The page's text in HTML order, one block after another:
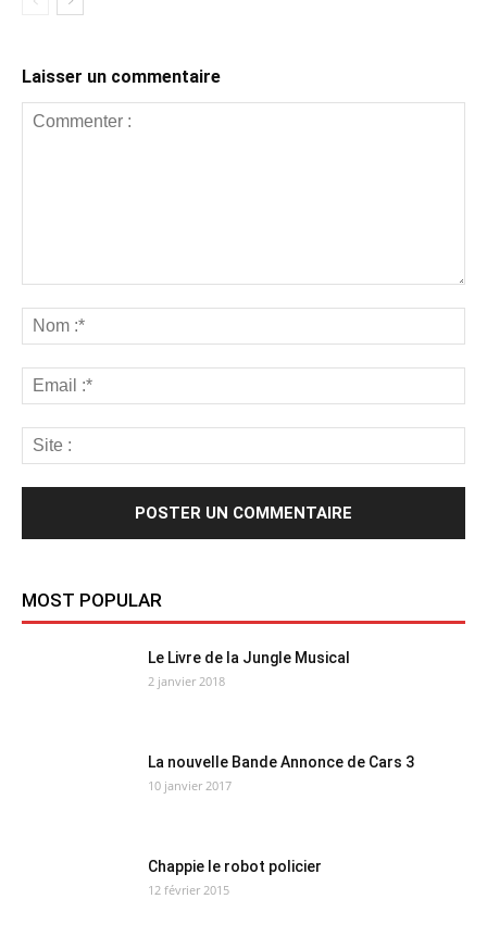
Laisser un commentaire
MOST POPULAR
Le Livre de la Jungle Musical
2 janvier 2018
La nouvelle Bande Annonce de Cars 3
10 janvier 2017
Chappie le robot policier
12 février 2015